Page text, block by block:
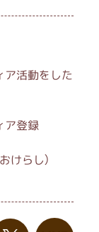
ア活動をした
ア登録
けらし）